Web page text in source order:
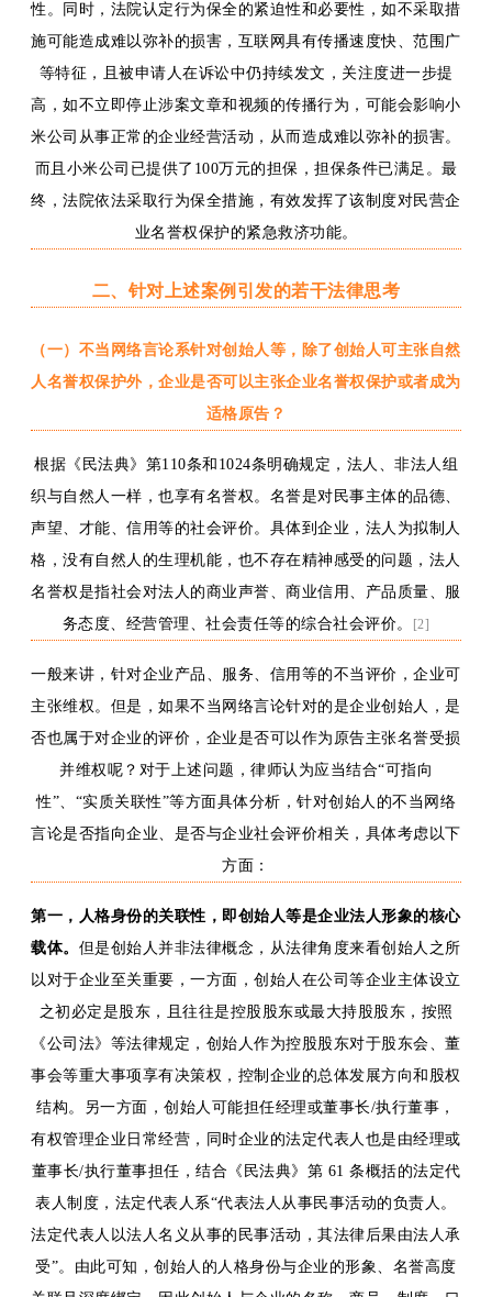
性。同时，法院认定行为保全的紧迫性和必要性，如不采取措
施可能造成难以弥补的损害，互联网具有传播速度快、范围广
等特征，且被申请人在诉讼中仍持续发文，关注度进一步提
高，如不立即停止涉案文章和视频的传播行为，可能会影响小
米公司从事正常的企业经营活动，从而造成难以弥补的损害。
而且小米公司已提供了100万元的担保，担保条件已满足。最
终，法院依法采取行为保全措施，有效发挥了该制度对民营企
业名誉权保护的紧急救济功能。
二、针对上述案例引发的若干法律思考
（一）不当网络言论系针对创始人等，除了创始人可主张自然
人名誉权保护外，企业是否可以主张企业名誉权保护或者成为
适格原告？
根据《民法典》第110条和 1024条明确规定，法人、非法人组
织与自然人一样，也享有名誉权。名誉是对民事主体的品德、
声望、才能、信用等的社会评价。具体到企业 ， 法人为拟制人
格，没有自然人的生理机能，也不存在精神感受的问题 ， 法人
名誉权是指社会对法人的商业声誉、商业信用、 产品质量、服
务态度、经营管理、社会责任等的综合社会评价。 [2]
一般来讲， 针对企业产品、服务、信用 等的不当评价 ，企业可
主张维权。但是 ，如果不当网络言论针对的是企业创始人，是
否也属于对企业 的评价， 企业是否可以作为原告主张名誉受损
并维权呢 ？ 对于上述问题， 律师认为应当结合“可指向
性”、“实质关联性”等方面具体分析 ， 针对创始人的不当网络
言论是否指向企业、是否与企业社会评价相关，具体考虑以下
方面 ：
第一， 人格身份的关联性，即创始人等是企业法人形象的核心
载体。 但是创始人并非法律概念，从法律角度来看创始人之所
以对于企业至关重要，一方面 ，创始人在公司等企业主体设立
之初必定是股东，且往往是控股股东或最大持股股东，按照
《公司法》等法律规定， 创始人作为控股股东对于股东会、董
事会等重大事项享有决策权 ，控制 企业 的总体发展方向和股权
结构。另一方面，创始人可能担任经理或董事长/执行董事，
有权管理企业日常经营，同时企业的法定代表人也是由经理或
董事长/执行董事担任，结合《民法典》第 61 条概括的法定代
表人制度，法定代表人 系“代表法人从事民事活动的负责人。
法定代表人以法人名义从事的民事活动，其法律后果由法人承
受”。由此可知，创始人的人格身份与企业的形象、名誉高度